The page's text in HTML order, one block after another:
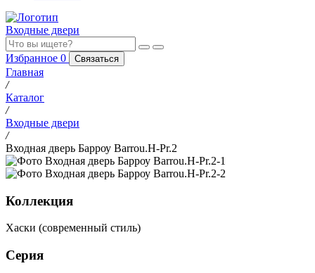
Входные двери
Избранное 0 Связаться
Главная
/
Каталог
/
Входные двери
/
Входная дверь Барроу Barrou.H-Pr.2
Коллекция
Хаски (современный стиль)
Серия